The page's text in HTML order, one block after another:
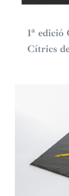
1ª edició
Cítrics